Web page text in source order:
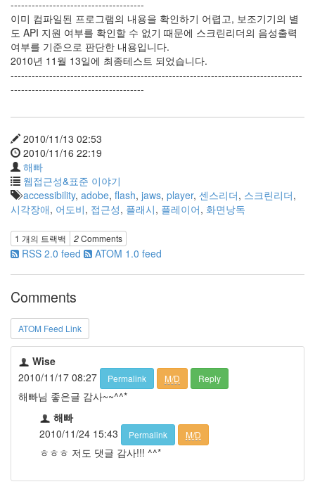
--------------------------------------
이미 컴파일된 프로그램의 내용을 확인하기 어렵고, 보조기기의 별
도 API 지원 여부를 확인할 수 없기 때문에 스크린리더의 음성출력
여부를 기준으로 판단한 내용입니다.
2010년 11월 13일에 최종테스트 되었습니다.
-----------------------------------------------------------------------------------
--------------------------------------
2010/11/13 02:53
2010/11/16 22:19
해빠
웹접근성&표준 이야기
accessibility, adobe, flash, jaws, player, 센스리더, 스크린리더,
시각장애, 어도비, 접근성, 플래시, 플레이어, 화면낭독
1 개의 트랙백 2Comments
RSS 2.0 feed ATOM 1.0 feed
Comments
ATOM Feed Link
Wise
2010/11/17 08:27
Permalink M/D Reply
해빠님 좋은글 감사~~^^*
해빠
2010/11/24 15:43
Permalink M/D
ㅎㅎㅎ 저도 댓글 감사!!! ^^*